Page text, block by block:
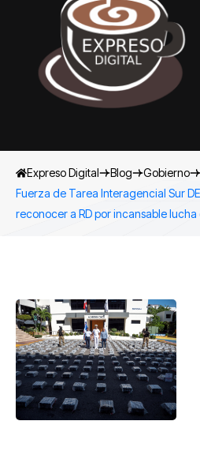
Expreso Digital Blog
Gobierno
Fuerza de Tarea Interagencial Sur
reconocer a RD por incansable